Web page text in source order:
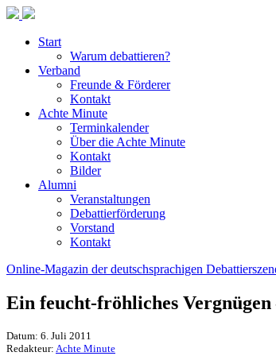
Start
Warum debattieren?
Verband
Freunde & Förderer
Kontakt
Achte Minute
Terminkalender
Über die Achte Minute
Kontakt
Bilder
Alumni
Veranstaltungen
Debattierförderung
Vorstand
Kontakt
Online-Magazin der deutschsprachigen
Ein feucht-fröhliches
Datum: 6. Juli 2011
Redakteur: Achte Minute